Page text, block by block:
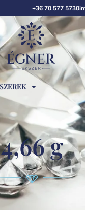
+36 70 577 5730
4,66 g